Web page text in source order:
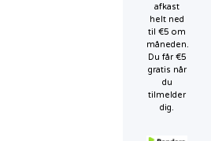
afkast
helt ned
til €5 om
måneden.
Du får €5
gratis når
du
tilmelder
dig.